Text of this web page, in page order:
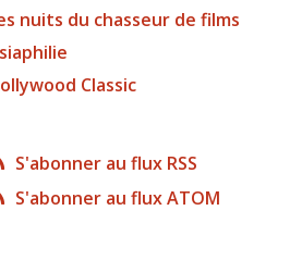
nuits du chasseur de films
Classic
S'abonner au flux RSS
S'abonner au flux ATOM